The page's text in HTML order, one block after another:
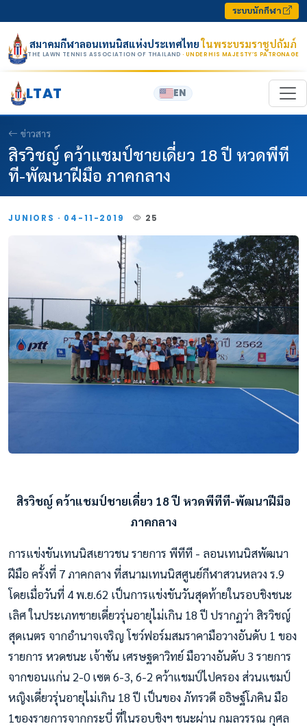
ระบบนักกีฬา
สมาคมกีฬาลอนเทนนิสแห่งประเทศไทยในพระบรมราชูปถัมภ์
THE LAWN TENNIS ASSOCIATION OF THAILAND · UNDER HIS MAJESTY’S PATRONAGE
LTAT EN
ข่าวสาร
สิรวิชญ์ คว้าแชมป์ชายเดี่ยว 18 ปี หวดพีที
ที-พัฒนาฝีมือ ภาคกลาง
JUNIORS · 04-11-2019 25
สิรวิชญ์ คว้าแชมป์ชายเดี่ยว 18 ปี หวดพีทีที-พัฒนาฝีมือ
ภาคกลาง
การแข่งขันเทนนิสเยาวชน รายการ พีทีที - ลอนเทนนิสพัฒนา
ฝีมือ ครั้งที่ 7 ภาคกลาง ที่สนามเทนนิสศูนย์กีฬาสวนหลวง ร.9
โดยเมื่อวันที่ 4 พ.ย.62 เป็นการแข่งขันวันสุดท้ายในรอบชิงชนะ
เลิศ ในประเภทชายเดี่ยวรุ่นอายุไม่เกิน 18 ปี ปรากฏว่า สิรวิชญ์
สุดเนตร จากอํานาจเจริญ โชว์ฟอร์มสมราคามือวางอันดับ 1 ของ
รายการ หวดชนะ เจ้าซัน เศรษฐดาวิทย์ มือวางอันดับ 3 รายการ
จากขอนแก่น 2-0 เซต 6-3, 6-2 คว้าแชมป์ไปครอง ส่วนแชมป์
หญิงเดี่ยวรุ่นอายุไม่เกิน 18 ปี เป็นของ ภัทรวดี อธิษฐ์โภคิน มือ
1ของรายการจากกระบี่ ที่ในรอบชิงฯ ชนะผ่าน กมลวรรณ กุศล